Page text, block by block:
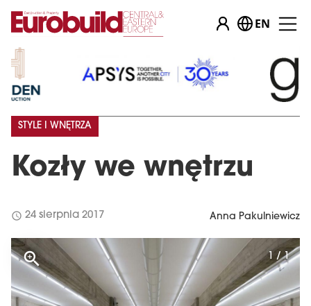
EN
Kozły we wnętrzu
STYLE I WNĘTRZA
schedule 24 sierpnia 2017 Anna Pakulniewicz
1 / 1